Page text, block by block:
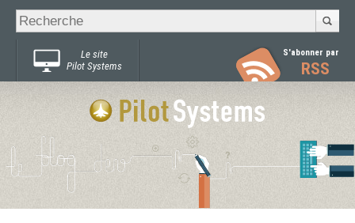
Chercher par
Recherche
avancée…
Le site
Pilot Systems
S'abonner par
RSS